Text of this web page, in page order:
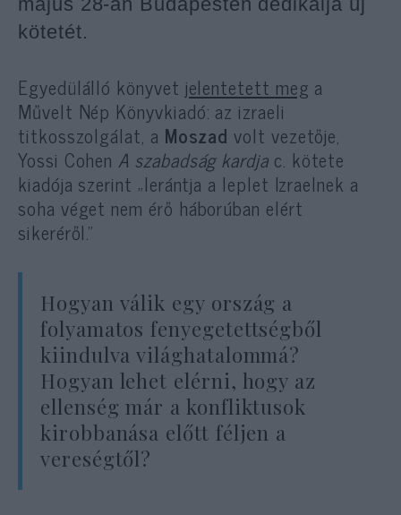
kötetét.
Egyedülálló könyvet jelentetett meg a
Művelt Nép Könyvkiadó: az izraeli
titkosszolgálat, a Moszad volt vezetője,
Yossi CohenA szabadság kardjac. kötete
kiadója szerint „lerántja a leplet Izraelnek a
soha véget nem érő háborúban elért
sikeréről.”
Hogyan válik egy ország a
folyamatos fenyegetettségből
kiindulva világhatalommá?
Hogyan lehet elérni, hogy az
ellenség már a konfliktusok
kirobbanása előtt féljen a
vereségtől?